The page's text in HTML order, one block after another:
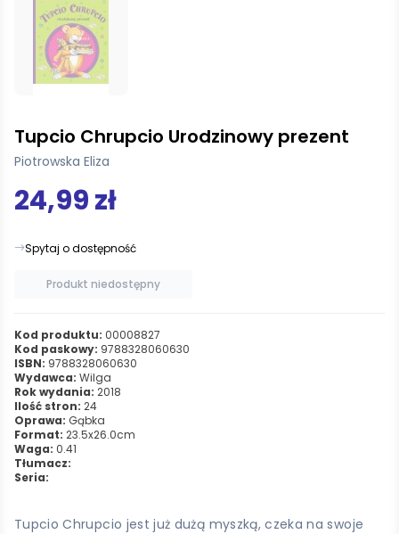
Tupcio Chrupcio Urodzinowy prezent
Piotrowska Eliza
24,99 zł
Spytaj o dostępność
Produkt niedostępny
Kod produktu: 00008827
Kod paskowy: 9788328060630
ISBN: 9788328060630
Wydawca: Wilga
Rok wydania: 2018
Ilość stron: 24
Oprawa: Gąbka
Format: 23.5x26.0cm
Waga: 0.41
Tłumacz:
Seria:
Tupcio Chrupcio jest już dużą myszką, czeka na swoje